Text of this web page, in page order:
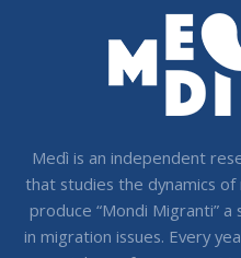
Medì is an independent
that studies the dynamics
produce “Mondi Migranti” a
in migration issues. Every